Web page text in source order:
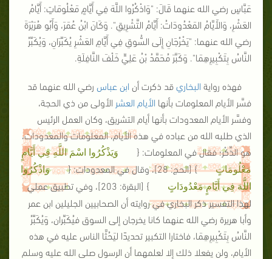
عَبَّاسٍ رضي الله عنهما قَالَ: "وَاذْكُرُوا اللَّهَ فِي أَيَّامٍ مَعْلُومَاتٍ: أَيَّامُ
العَشْرِ، وَالأَيَّامُ المَعْدُودَاتُ: أَيَّامُ التَّشْرِيقِ". وَكَانَ ابْنُ عُمَرَ، وَأَبُو هُرَيْرَةَ
رضي الله عنهما: "يَخْرُجَانِ إِلَى السُّوقِ فِي أَيَّامِ العَشْرِ يُكَبِّرَانِ، وَيُكَبِّرُ
النَّاسُ بِتَكْبِيرِهِمَا". وَكَبَّرَ مُحَمَّدُ بْنُ عَلِيٍّ خَلْفَ النَّافِلَةِ.
فهذه رواية البخاريقد ذكرت أن ابن عباس رضي الله عنهما قد
فسَّر الأيام المعلومات بأنها الأيام العشر الأولى من ذي الحجة،
وفسَّر الأيام المعدودات بأنها أيام التشريق، وكان العمل الرئيس
الذي طلبه الله من عباده في هذه الأيام، المعلومات والمعدودات،
هو الذِّكْر؛ فقال في المعلومات: {
وَيَذْكُرُوا اسْمَ اللَّهِ فِي أَيَّامٍ
مَعْلُومَاتٍ
}[الحج: 28] ، وقال في المعدودات: {
وَاذْكُرُوا
اللَّهَ فِي أَيَّامٍ مَعْدُودَاتٍ
} [البقرة: 203]
، وفي تطبيق عملي
لهذا التفسير ذكر البخاري في روايته أن الصحابيين الجليلين ابن عمر
وأبا هريرة رضي الله عنهما كانا يخرجان إلى السوق فيُكَبِّران، وَيُكَبِّرُ
النَّاسُ بِتَكْبِيرِهِمَا، فاختارا التكبير تحديدًا ليَحُثَّا الناس عليه في هذه
الأيام، ولن يفعلا ذلك إلا لعلمهما أن الرسول صلى الله عليه وسلم